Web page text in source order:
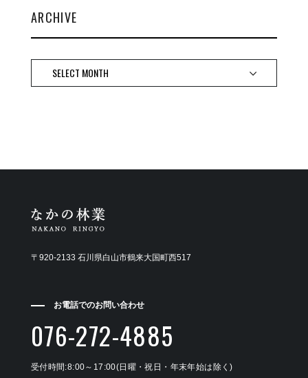
ARCHIVE
〒920-2133 石川県白山市鶴来大国町西517
お電話でのお問い合わせ
076-272-4885
受付時間:8:00～17:00(日曜・祝日・年末年始は除く)